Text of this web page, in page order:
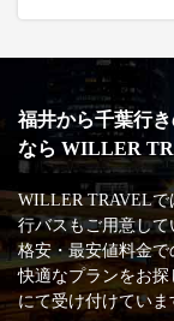
福井から千葉行
なら WILLER
WILLER TRAVELで
行バスもご用意して
格安・最安値料金
快適なプランをお
にて受け付けていま